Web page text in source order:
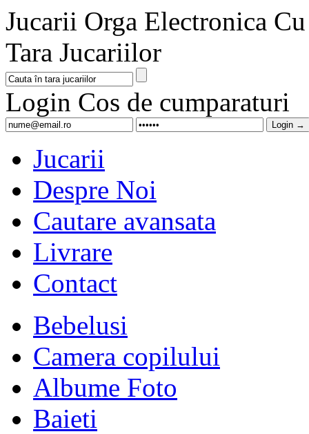
Jucarii Orga Electronica
Tara Jucariilor
Login Cos de cumparaturi
Jucarii
Despre Noi
Cautare avansata
Livrare
Contact
Bebelusi
Camera copilului
Albume Foto
Baieti